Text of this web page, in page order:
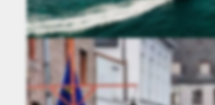
Australie